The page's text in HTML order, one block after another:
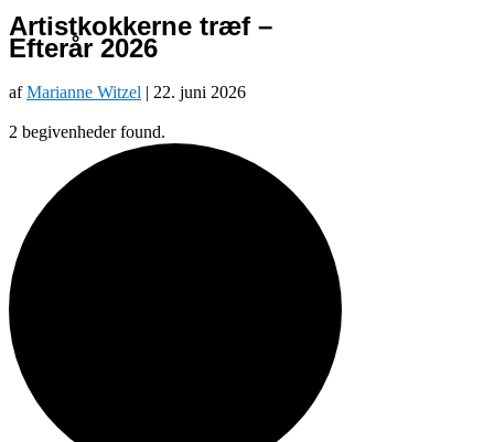
Artistkokkerne træf –
Efterår 2026
afMarianne Witzel | 22. juni 2026
2 begivenheder found.